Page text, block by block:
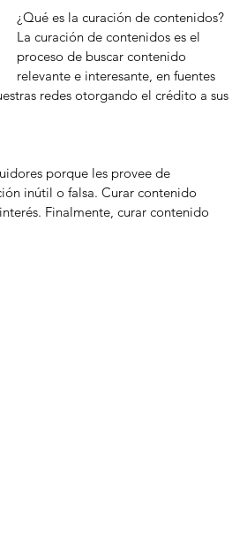
¿Qué es la curación de contenidos?
La curación de contenidos es el
proceso de buscar contenido
relevante e interesante, en fuentes
redes otorgando el crédito a sus
porque les provee de
inútil o falsa. Curar contenido
Finalmente, curar contenido